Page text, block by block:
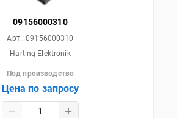
09156000310
Арт.:09156000310
Harting Elektronik
Под производство
Цена по запросу